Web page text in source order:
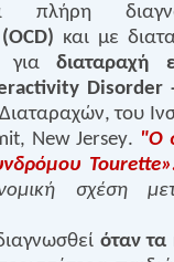
OCD) και με
γιαδιαταραχή
Disorder
του
, New Jersey. "Ο
Tourette
σχέση
όταν τα